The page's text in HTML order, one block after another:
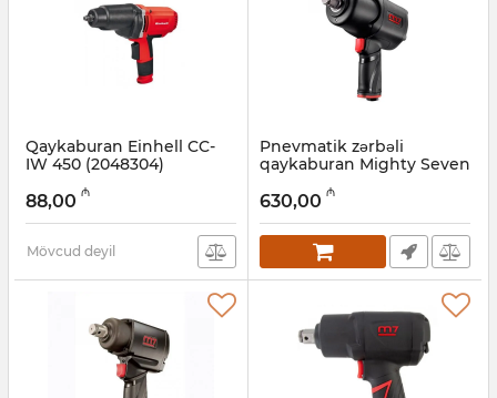
Qaykaburan Einhell CC-
IW 450 (2048304)
017027009
88,00 ₼
Mövcud deyil
Pnevmatik zərbəli
qaykaburan Mighty Seven
Artikul: 017027005
630,00 ₼